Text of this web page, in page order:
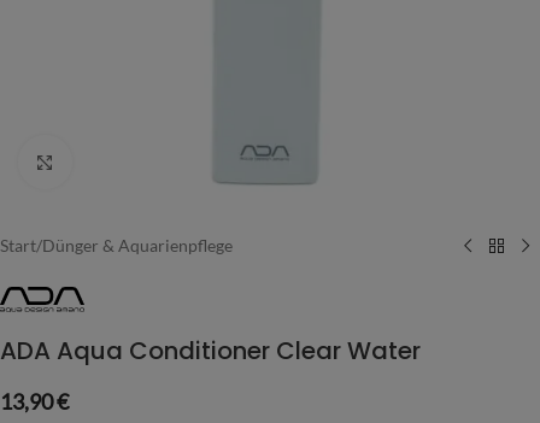
Start/Dünger & Aquarienpflege
ADA Aqua Conditioner Clear Water
13,90€